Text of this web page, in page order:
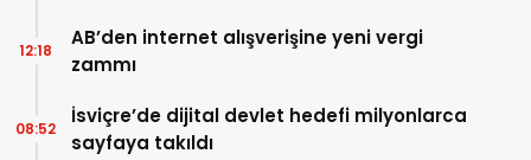
AB’den internet alışverişine yeni vergi
zammı
12:18
İsviçre’de dijital devlet hedefi milyonlarca
sayfaya takıldı
08:52